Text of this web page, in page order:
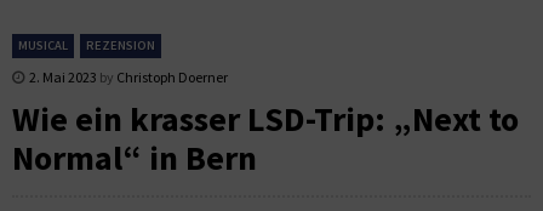
MUSICAL REZENSION
2. Mai 2023 by Christoph Doerner
Wie ein krasser LSD-Trip: „Next to
Normal“ in Bern